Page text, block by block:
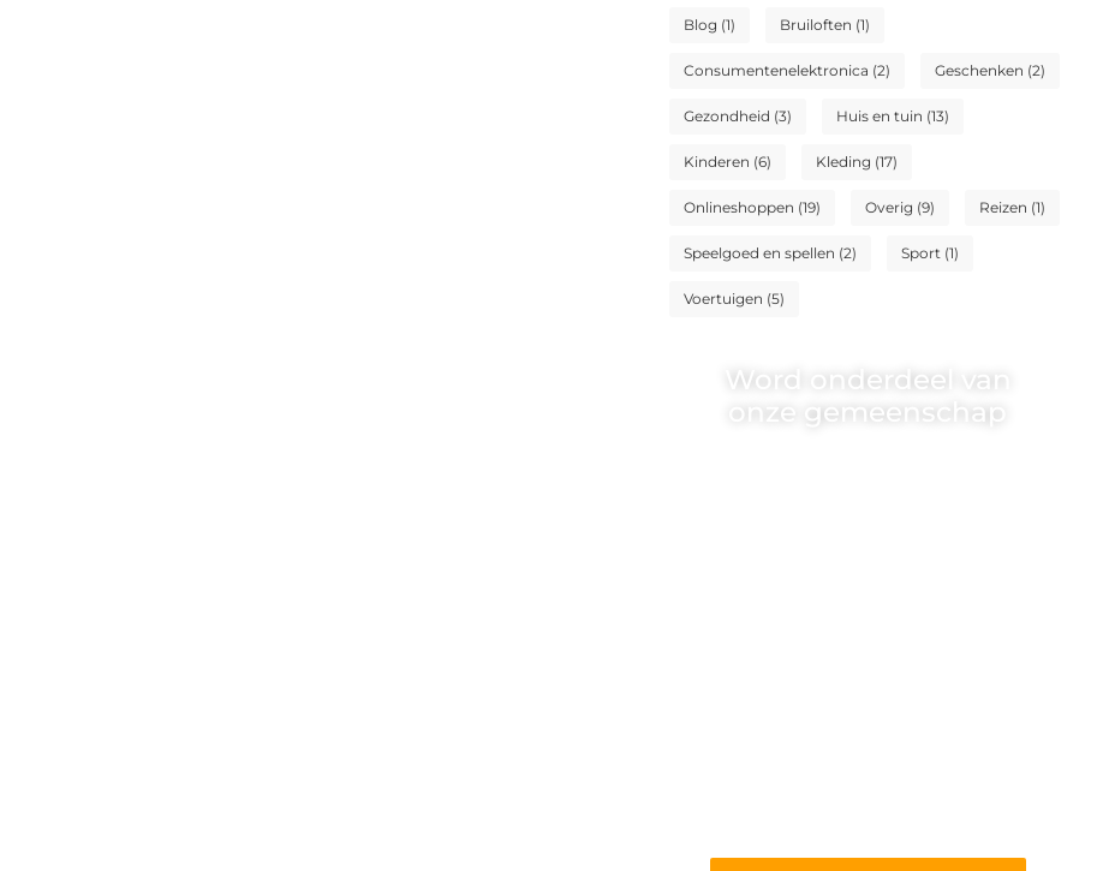
Blog (1) Bruiloften (1)
Consumentenelektronica (2) Geschenken (2)
Gezondheid (3) Huis en tuin (13)
Kinderen (6) Kleding (17)
Onlineshoppen (19) Overig (9) Reizen (1)
Speelgoed en spellen (2) Sport (1)
Voertuigen (5)
Word onderdeel van
onze gemeenschap